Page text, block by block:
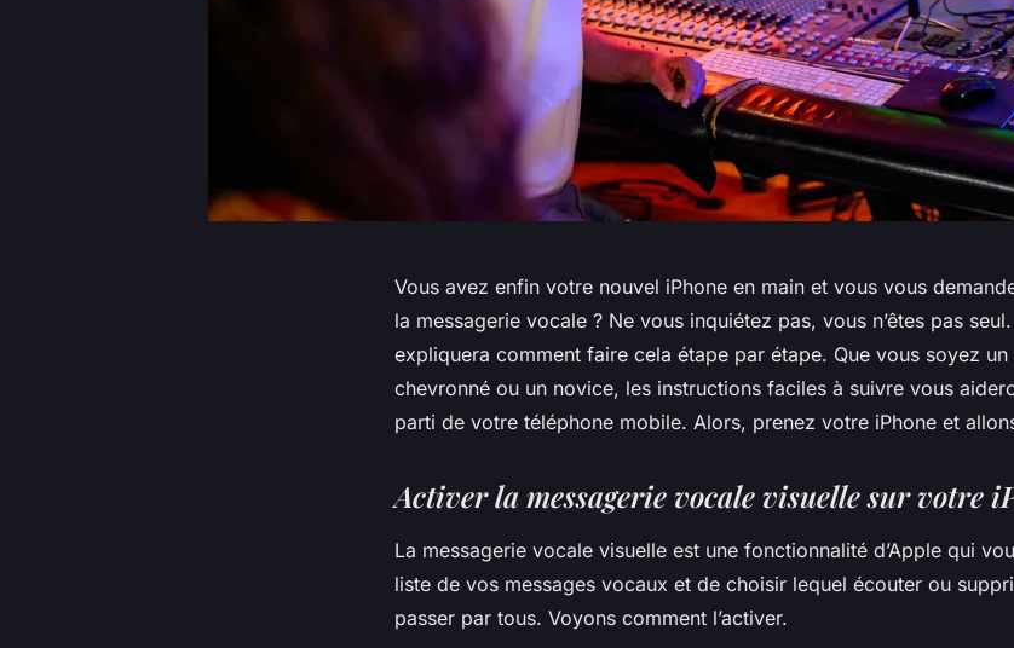
Vous avez enfin votre nouvel iPhone en main et vous vous
la messagerie vocale ? Ne vous inquiétez pas, vous n’êtes pas
expliquera comment faire cela étape par étape. Que vous soyez un
chevronné ou un novice, les instructions faciles à suivre vous
parti de votre téléphone mobile. Alors, prenez votre iPhone et
Activer la messagerie vocale visuelle sur votre
La messagerie vocale visuelle est une fonctionnalité d’Apple qui
liste de vos messages vocaux et de choisir lequel écouter ou
passer par tous. Voyons comment l’activer.